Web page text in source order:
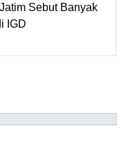
Sebut Banyak
IGD